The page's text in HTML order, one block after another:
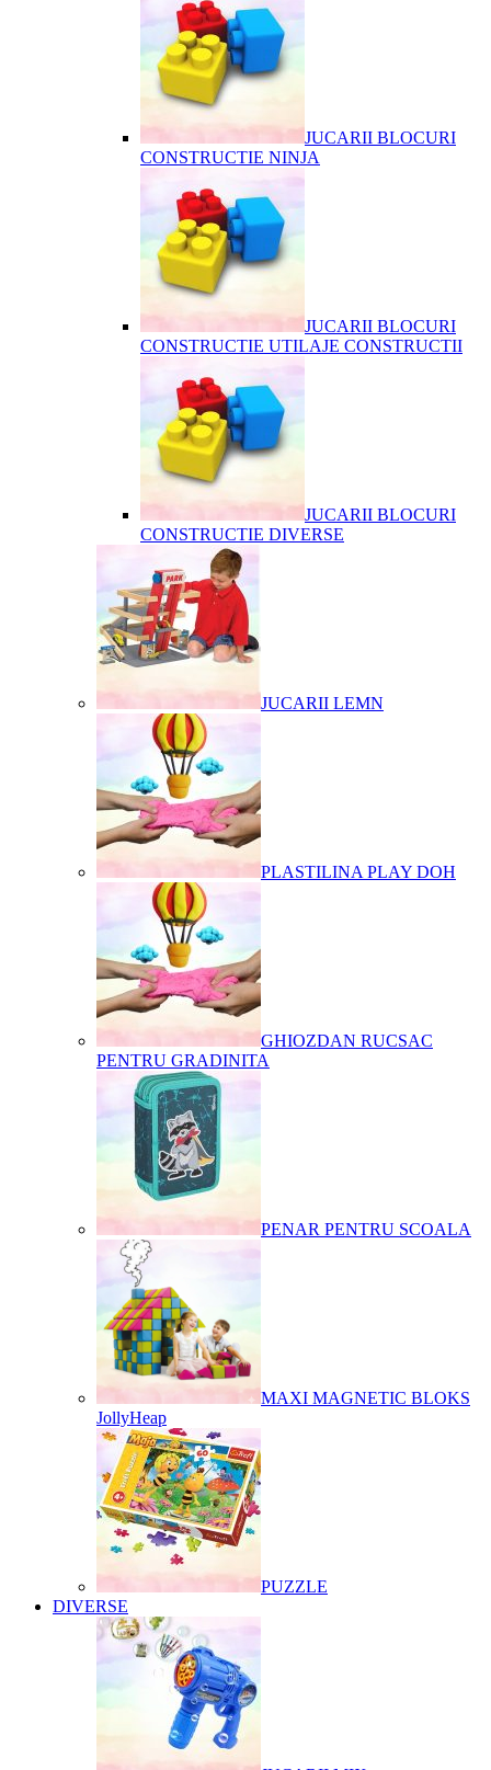
JUCARII BLOCURI
CONSTRUCTIE NINJA
JUCARII BLOCURI
CONSTRUCTIE UTILAJE CONSTRUCTII
JUCARII BLOCURI
CONSTRUCTIE DIVERSE
JUCARII LEMN
PLASTILINA PLAY DOH
GHIOZDAN RUCSAC
PENTRU GRADINITA
PENAR PENTRU SCOALA
MAXI MAGNETIC BLOKS
JollyHeap
PUZZLE
DIVERSE